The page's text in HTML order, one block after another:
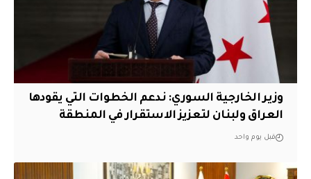
وزير الخارجية السوري: ندعم الخطوات التي يقودها
العراق ولبنان لتعزيز الاستقرار في المنطقة
قبل يوم واحد